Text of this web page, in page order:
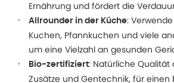
Ernährung und fördert die
Allrounder in der Küche:
Kuchen, Pfannkuchen und viele
um eine Vielzahl an gesunden
Bio-zertifiziert: Natürliche Qualität
Zusätze und Gentechnik, für einen